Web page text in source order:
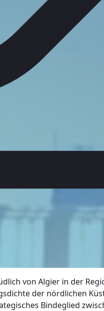
von Algier in der
der nördlichen
Bindeglied